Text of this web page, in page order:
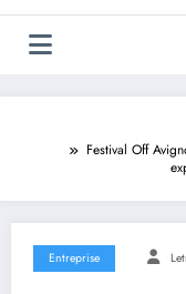
Festival Off
Entreprise